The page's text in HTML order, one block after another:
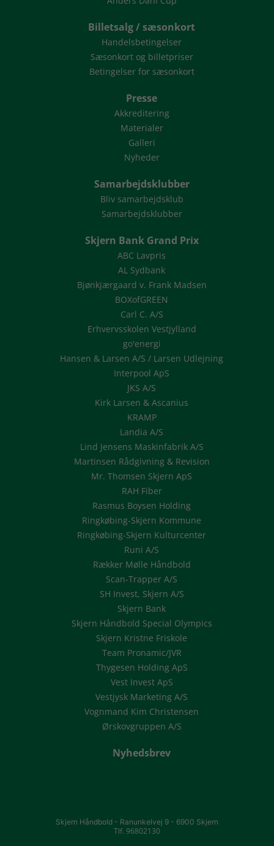
Billetsalg / sæsonkort
Handelsbetingelser
Sæsonkort og billetpriser
Betingelser for sæsonkort
Presse
Akkreditering
Materialer
Galleri
Nyheder
Samarbejdsklubber
Bliv samarbejdsklub
Samarbejdsklubber
Skjern Bank Grand Prix
ABC Lavpris
AL Sydbank
Bjønkjærgaard v. Frank Madsen
BOXofGREEN
Carl C. A/S
Erhvervsskolen Vestjylland
go'energi
Hansen & Larsen A/S / Larsen Udlejning
Interpool ApS
JKS A/S
Kirk Larsen & Ascanius
KRAMP
Landia A/S
Lind Jensens Maskinfabrik A/S
Martinsen Rådgivning & Revision
Mr. Thomsen Skjern ApS
RAH Fiber
Rasmus Boysen Holding
Ringkøbing-Skjern Kommune
Ringkøbing-Skjern Kulturcenter
Runi A/S
Rækker Mølle Håndbold
Scan-Trapper A/S
SH Invest, Skjern A/S
Skjern Bank
Skjern Håndbold Special Olympics
Skjern Kristne Friskole
Team Pronamic/JVR
Thygesen Holding ApS
Vest Invest ApS
Vestjysk Marketing A/S
Vognmand Kim Christensen
Ørskovgruppen A/S
Nyhedsbrev
Skjern Håndbold - Ranunkelvej 9 - 6900 Skjern
Tlf. 96802130